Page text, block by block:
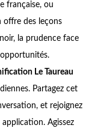
française, ou
offre des leçons
la prudence face
Le Taureau
Partagez cet
et rejoignez
Agissez